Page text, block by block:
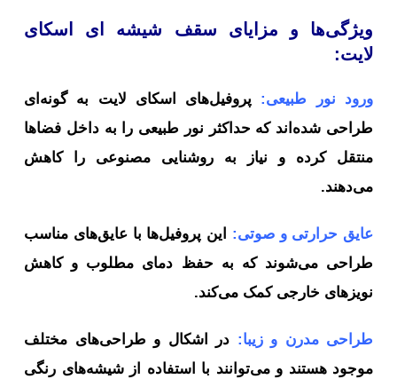
ویژگی‌ها و مزایای سقف شیشه ای اسکای
لایت:
ورود نور طبیعی: پروفیل‌های اسکای لایت به گونه‌ای
طراحی شده‌اند که حداکثر نور طبیعی را به داخل فضاها
منتقل کرده و نیاز به روشنایی مصنوعی را کاهش
می‌دهند.
عایق حرارتی و صوتی: این پروفیل‌ها با عایق‌های مناسب
طراحی می‌شوند که به حفظ دمای مطلوب و کاهش
نویزهای خارجی کمک می‌کند.
طراحی مدرن و زیبا: در اشکال و طراحی‌های مختلف
موجود هستند و می‌توانند با استفاده از شیشه‌های رنگی